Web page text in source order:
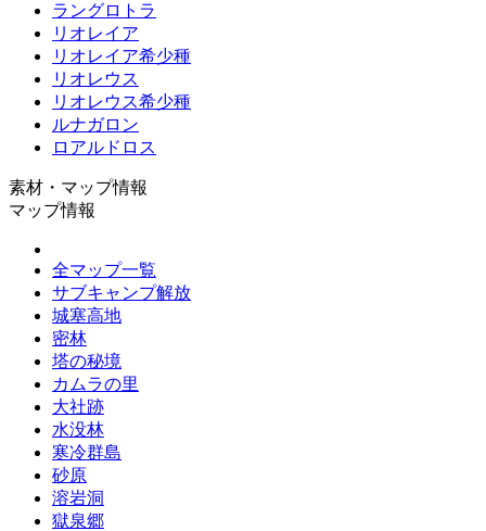
ラングロトラ
リオレイア
リオレイア希少種
リオレウス
リオレウス希少種
ルナガロン
ロアルドロス
素材・マップ情報
マップ情報
全マップ一覧
サブキャンプ解放
城塞高地
密林
塔の秘境
カムラの里
大社跡
水没林
寒冷群島
砂原
溶岩洞
獄泉郷